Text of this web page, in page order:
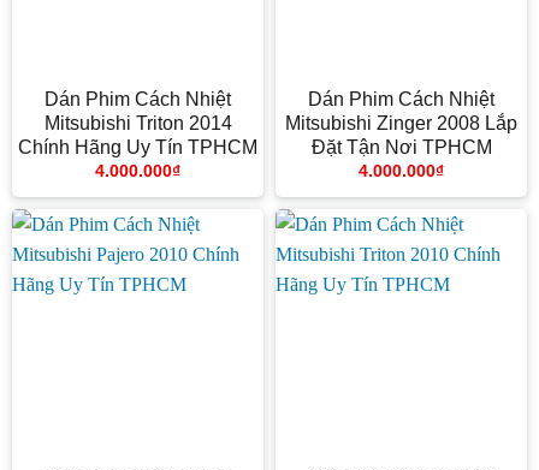
Dán Phim Cách Nhiệt
Mitsubishi Triton 2014
Chính Hãng Uy Tín TPHCM
4.000.000₫
Dán Phim Cách Nhiệt
Mitsubishi Zinger 2008 Lắp
Đặt Tận Nơi TPHCM
4.000.000₫